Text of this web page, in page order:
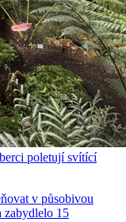
poletují svítící
v působivou
zabydlelo 15